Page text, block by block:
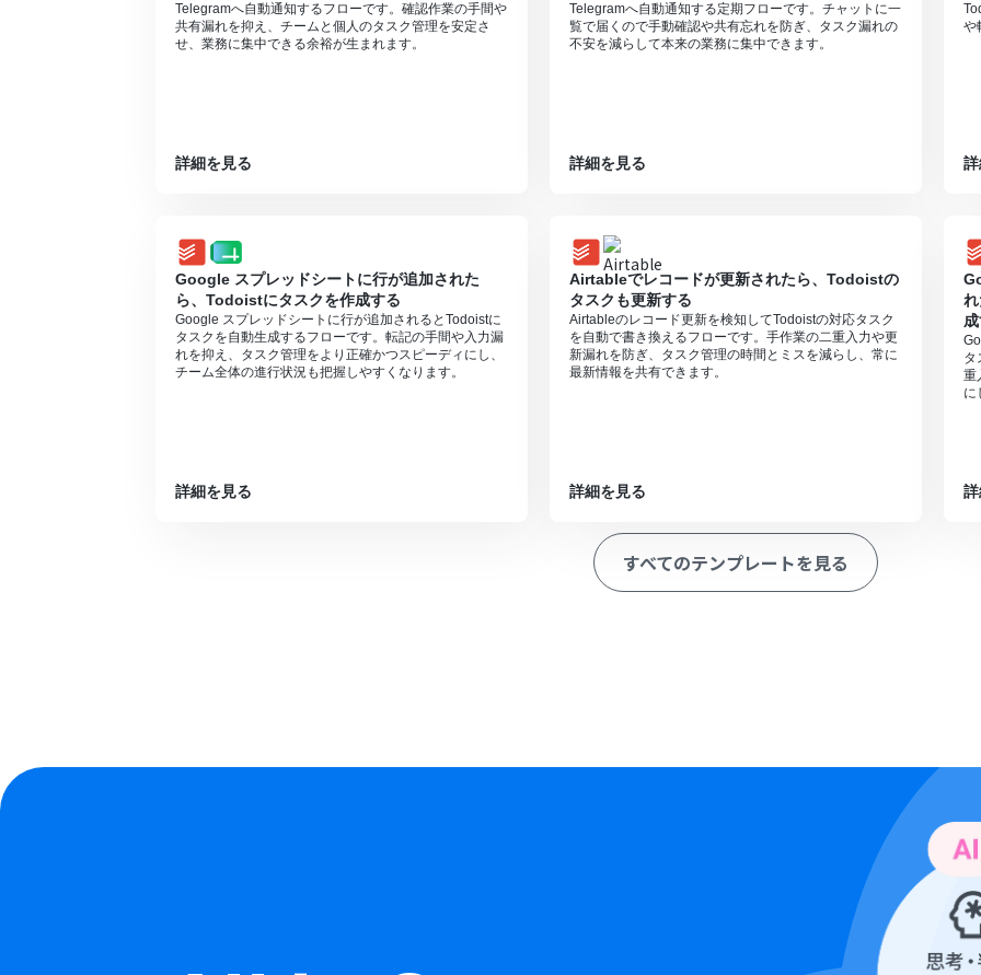
Telegramへ自動通知するフローです。確認作業の手間や
共有漏れを抑え、チームと個人のタスク管理を安定さ
せ、業務に集中できる余裕が生まれます。
詳細を見る
Telegramへ自動通知する定期フローです。チャットに一
覧で届くので手動確認や共有忘れを防ぎ、タスク漏れの
不安を減らして本来の業務に集中できます。
詳細を見る
や
Google スプレッドシートに行が追加された
ら、Todoistにタスクを作成する
Google スプレッドシートに行が追加されるとTodoistに
タスクを自動生成するフローです。転記の手間や入力漏
れを抑え、タスク管理をより正確かつスピーディにし、
チーム全体の進行状況も把握しやすくなります。
詳細を見る
Airtableでレコードが更新されたら、Todoistの
タスクも更新する
Airtableのレコード更新を検知してTodoistの対応タスク
を自動で書き換えるフローです。手作業の二重入力や更
新漏れを防ぎ、タスク管理の時間とミスを減らし、常に
最新情報を共有できます。
詳細を見る
タ
重
に
すべてのテンプレートを見る